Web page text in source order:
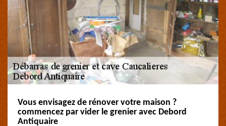
Vous envisagez de rénover votre maison ?
commencez par vider le grenier avec Debord
Antiquaire